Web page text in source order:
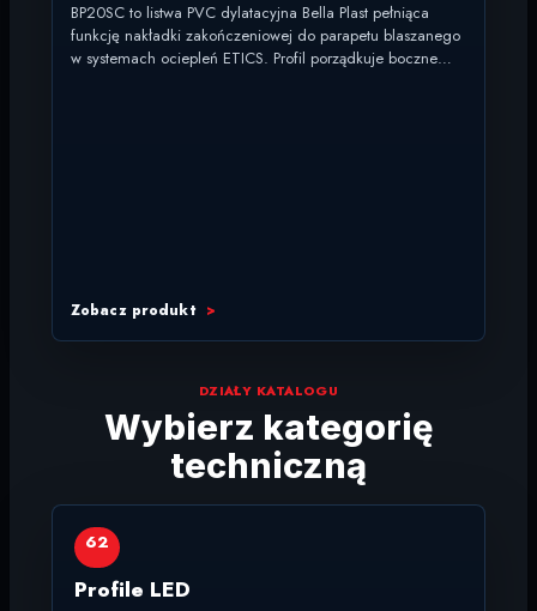
BP20SC to listwa PVC dylatacyjna Bella Plast pełniąca
funkcję nakładki zakończeniowej do parapetu blaszanego
w systemach ociepleń ETICS. Profil porządkuje boczne
Zobacz produkt
DZIAŁY KATALOGU
Wybierz kategorię
techniczną
62
Profile LED